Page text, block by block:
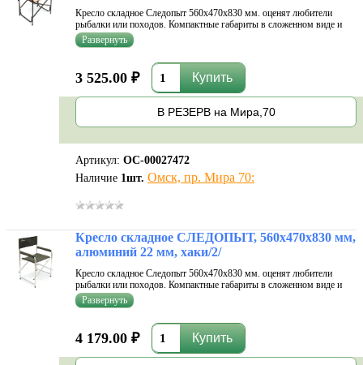
Кресло складное Следопыт 560х470х830 мм. оценят любители
рыбалки или походов. Компактные габариты в сложенном виде и
небольшой вес обеспечивают удобную транспортировку. Спинка и
сиденье выполнены из водонепроницаемого материала, что
3 525.00 ₽
В РЕЗЕРВ на Мира,70
Артикул: ОС-00027472
Наличие 1шт. Омск, пр. Мира 70:
Кресло складное СЛЕДОПЫТ, 560х470х830 мм,
алюминий 22 мм, хаки/2/
Кресло складное Следопыт 560х470х830 мм. оценят любители
рыбалки или походов. Компактные габариты в сложенном виде и
небольшой вес обеспечивают удобную транспортировку. Спинка и
сиденье выполнены из водонепроницаемого материала, что
4 179.00 ₽